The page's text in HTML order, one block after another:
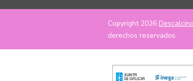
Copyright 2026
derechos reservados.